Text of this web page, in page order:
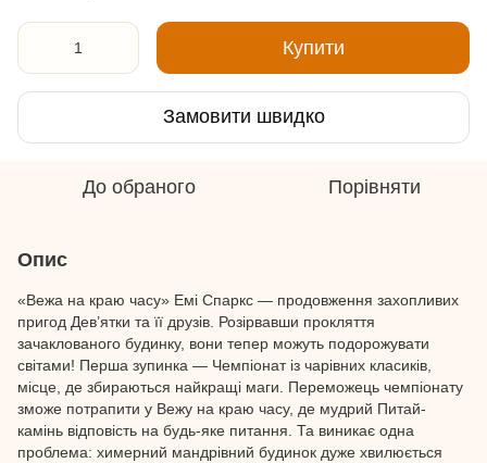
Купити
Замовити швидко
До обраного Порівняти
Опис
«Вежа на краю часу» Емі Спаркс — продовження захопливих
пригод Дев’ятки та її друзів. Розірвавши прокляття
зачаклованого будинку, вони тепер можуть подорожувати
світами! Перша зупинка — Чемпіонат із чарівних класиків,
місце, де збираються найкращі маги. Переможець чемпіонату
зможе потрапити у Вежу на краю часу, де мудрий Питай-
камінь відповість на будь-яке питання. Та виникає одна
проблема: химерний мандрівний будинок дуже хвилюється